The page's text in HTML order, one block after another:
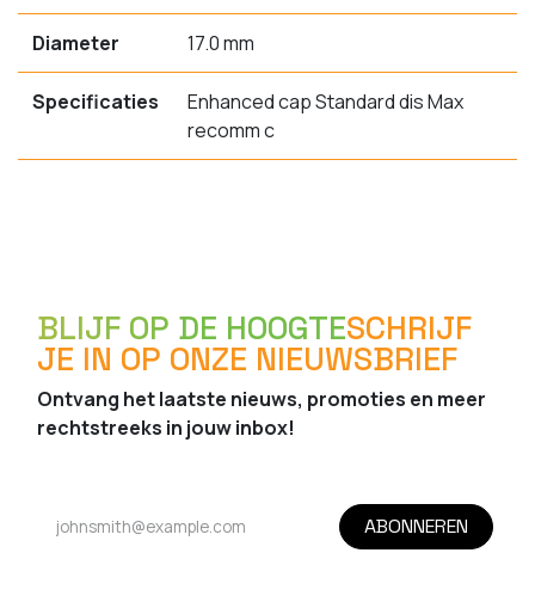
Diameter 17.0 mm
Specificaties
Enhanced cap Standard dis Max
recomm c
BLIJF OP DE HOOGTESCHRIJF
JE IN OP ONZE NIEUWSBRIEF
Ontvang het laatste nieuws, promoties en meer
rechtstreeks in jouw inbox!
ABONNEREN